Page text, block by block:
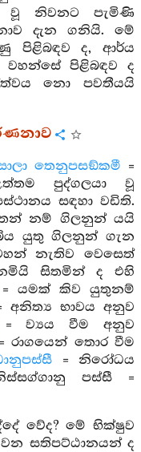
වූ නිවනට පැමිණි
දැන ගනියි. මේ
පිළිබඳව ද, ආර්ය
වහන්සේ පිළිබඳව ද
නො පවතීයයි
තෙනුපසඞ්කමී =
පුද්ගලයා වූ
සඳහා වඩිති.
නම් ගිලනුන් යයි
යුතු ගිලනුන් ගැන
නැතිව වෙසෙත්
සිතමින් ද එහි
= යමක් කිව යුතුනම්
අනිත්‍ය භාවය අනුව
ව්‍යය වීම අනුව
රාගයෙන් තොර වීම
= නිරෝධය
පස්සී =
වේද? මේ භික්ෂුව
වන සතිපට්ඨානයන් ද